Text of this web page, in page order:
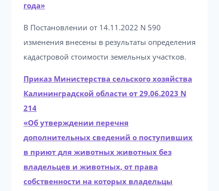
года»
В Постановлении от 14.11.2022 N 590
изменения внесены в результаты определения
кадастровой стоимости земельных участков.
Приказ Министерства сельского хозяйства
Калининградской области от 29.06.2023 N
214
«Об утверждении перечня
дополнительных сведений о поступивших
в приют для животных животных без
владельцев и животных, от права
собственности на которых владельцы